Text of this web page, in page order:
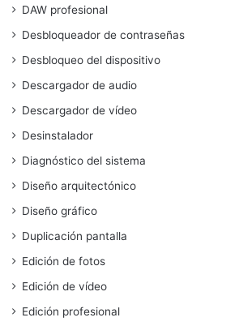
DAW profesional
Desbloqueador de contraseñas
Desbloqueo del dispositivo
Descargador de audio
Descargador de vídeo
Desinstalador
Diagnóstico del sistema
Diseño arquitectónico
Diseño gráfico
Duplicación pantalla
Edición de fotos
Edición de vídeo
Edición profesional